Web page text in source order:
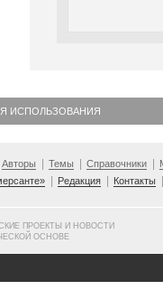
ИСПОЛЬЗОВАНИЯ
Авторы Темы Справочники
Редакция Контакты
ПРОЕКТЫ И НОВОСТИ
ОСНОВЕ